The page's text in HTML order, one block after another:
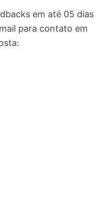
em até 05 dias
para contato em